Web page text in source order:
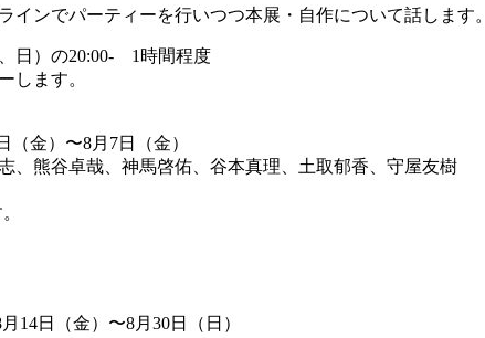
インでパーティーを行いつつ本展・自作について話します。
日）の20:00- 1時間程度
します。
金）〜8月7日（金）
、熊谷卓哉、神馬啓佑、谷本真理、土取郁香、守屋友樹
14日（金）〜8月30日（日）